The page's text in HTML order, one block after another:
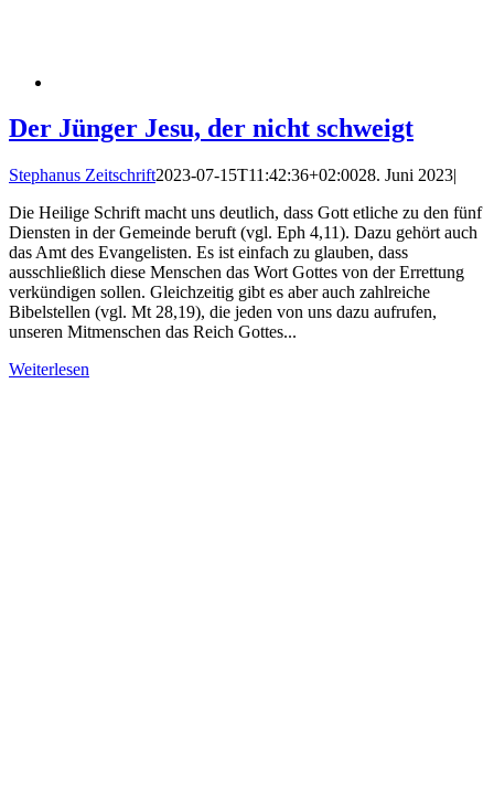
Der Jünger Jesu, der nicht schweigt
Stephanus Zeitschrift2023-07-15T11:42:36+02:0028. Juni 2023|
Die Heilige Schrift macht uns deutlich, dass Gott etliche zu den fünf
Diensten in der Gemeinde beruft (vgl. Eph 4,11). Dazu gehört auch
das Amt des Evangelisten. Es ist einfach zu glauben, dass
ausschließlich diese Menschen das Wort Gottes von der Errettung
verkündigen sollen. Gleichzeitig gibt es aber auch zahlreiche
Bibelstellen (vgl. Mt 28,19), die jeden von uns dazu aufrufen,
unseren Mitmenschen das Reich Gottes...
Weiterlesen